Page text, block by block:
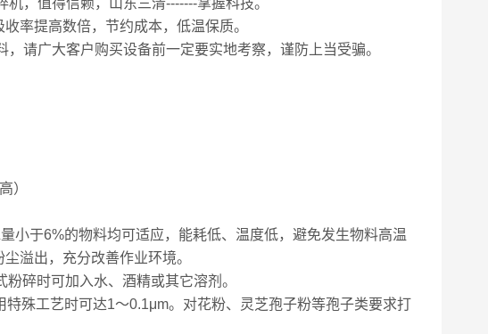
，值得信赖，山东三清-------掌握科技。
率提高数倍，节约成本，低温保质。
请广大客户购买设备前一定要实地考察，谨防上当受骗。
）
小于6%的物料均可适应，能耗低、温度低，避免发生物料高温
溢出，充分改善作业环境。
碎时可加入水、酒精或其它溶剂。
殊工艺时可达1～0.1μm。对花粉、灵芝孢子粉等孢子类要求打